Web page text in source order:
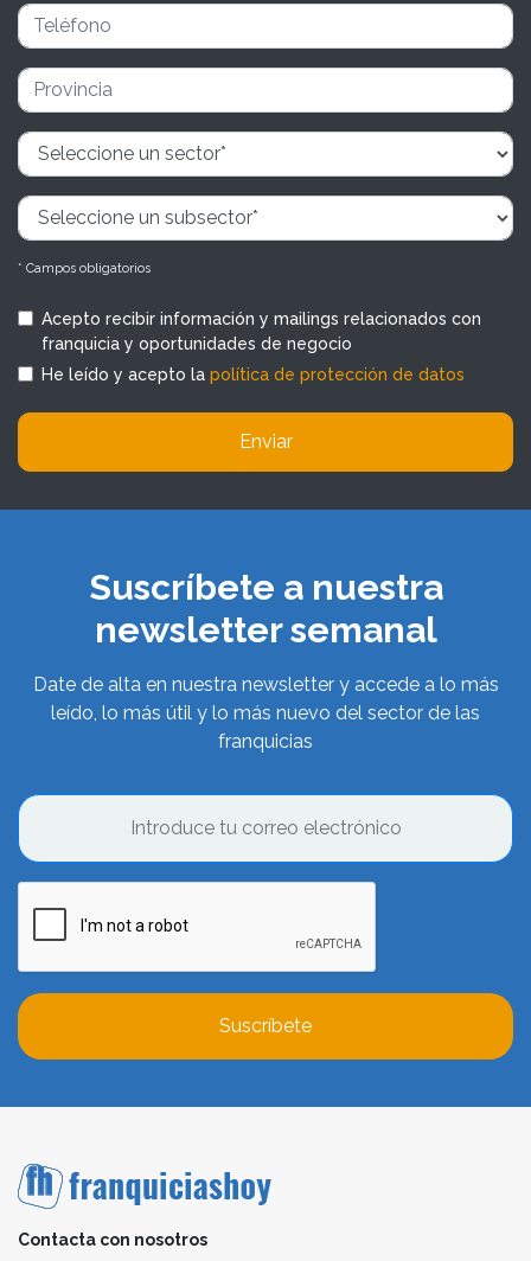
* Campos obligatorios
Acepto recibir información y mailings relacionados con
franquicia y oportunidades de negocio
He leído y acepto la política de protección de datos
Enviar
Suscríbete a nuestra
newsletter semanal
Date de alta en nuestra newsletter y accede a lo más
leído, lo más útil y lo más nuevo del sector de las
franquicias
Suscríbete
Contacta con nosotros